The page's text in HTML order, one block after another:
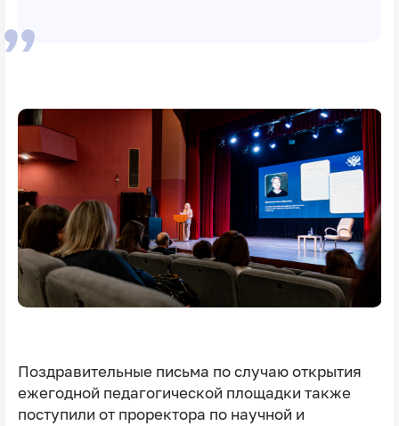
Поздравительные письма по случаю открытия
ежегодной педагогической площадки также
поступили от проректора по научной и